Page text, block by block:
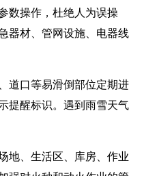
数操作，杜绝人为误操
器材、管网设施、电器线
道口等易滑倒部位定期进
提醒标识。遇到雨雪天气
地、生活区、库房、作业